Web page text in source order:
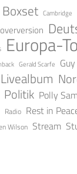
Boxset Cambridge
Europa-
Gerald Scarfe
Livealbum
Politik Polly
Radio Rest in
Wilson Stream